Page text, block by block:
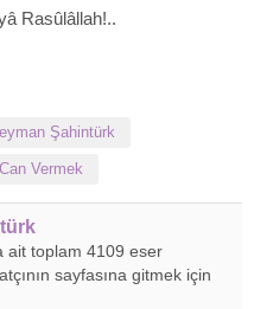
Rasûlâllah!..
Şahintürk
Vermek
ait toplam 4109 eser
sayfasına gitmek için